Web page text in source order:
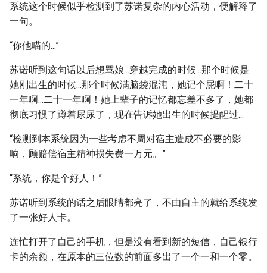
系统这个时候似乎检测到了苏诺复杂的内心活动，便解释了
一句。
“你他喵的...”
苏诺听到这句话以后想骂娘...穿越完成的时候...那个时候是
她刚出生的时候...那个时候满脑袋混沌，她记个屁啊！二十
一年啊...二十一年啊！她上辈子的记忆都忘差不多了，她都
彻底习惯了蹲着尿尿了，现在告诉她出生的时候提醒过...
“检测到本系统因为一些考虑不周对宿主造成不必要的影
响，顾赔偿宿主精神损失费一万元。”
“系统，你是个好人！”
苏诺听到系统的话之后眼睛都亮了，不由自主的就给系统发
了一张好人卡。
连忙打开了自己的手机，但是没有看到新的短信，自己银行
卡的余额，在原本的三位数的前面多出了一个一和一个零。